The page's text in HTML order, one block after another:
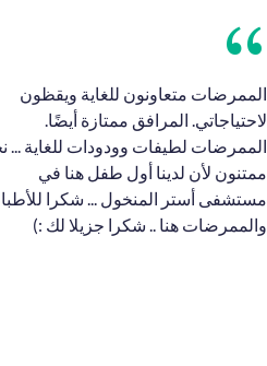
الممرضات متعاونون للغاية ويقظون
لاحتياجاتي. المرافق ممتازة أيضًا.
الممرضات لطيفات وودودات للغاية ...
ممتنون لأن لدينا أول طفل هنا في
مستشفى أستر المنخول ... شكرا
والممرضات هنا .. شكرا جزيلا لك :)